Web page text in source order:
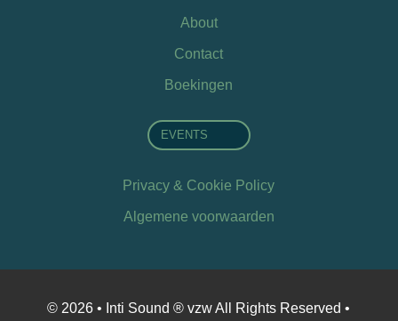
About
Contact
Boekingen
EVENTS
Privacy & Cookie Policy
Algemene voorwaarden
© 2026 • Inti Sound ® vzw All Rights Reserved •